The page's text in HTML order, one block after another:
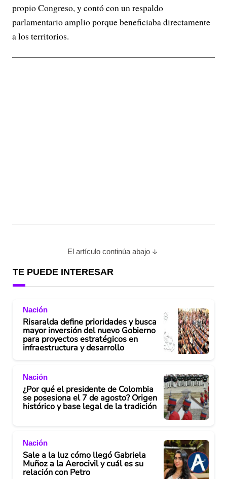
propio Congreso, y contó con un respaldo
parlamentario amplio porque beneficiaba directamente
a los territorios.
El artículo continúa abajo
TE PUEDE INTERESAR
Nación
Risaralda define prioridades y busca
mayor inversión del nuevo Gobierno
para proyectos estratégicos en
infraestructura y desarrollo
Nación
¿Por qué el presidente de Colombia
se posesiona el 7 de agosto? Origen
histórico y base legal de la tradición
Nación
Sale a la luz cómo llegó Gabriela
Muñoz a la Aerocivil y cuál es su
relación con Petro